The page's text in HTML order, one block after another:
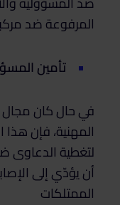
المرفوعة ضد
تأمين
في حال كان
المهنية، فإن
لتغطية الدعاوى
أن يؤدّي إلى
الممتلكات